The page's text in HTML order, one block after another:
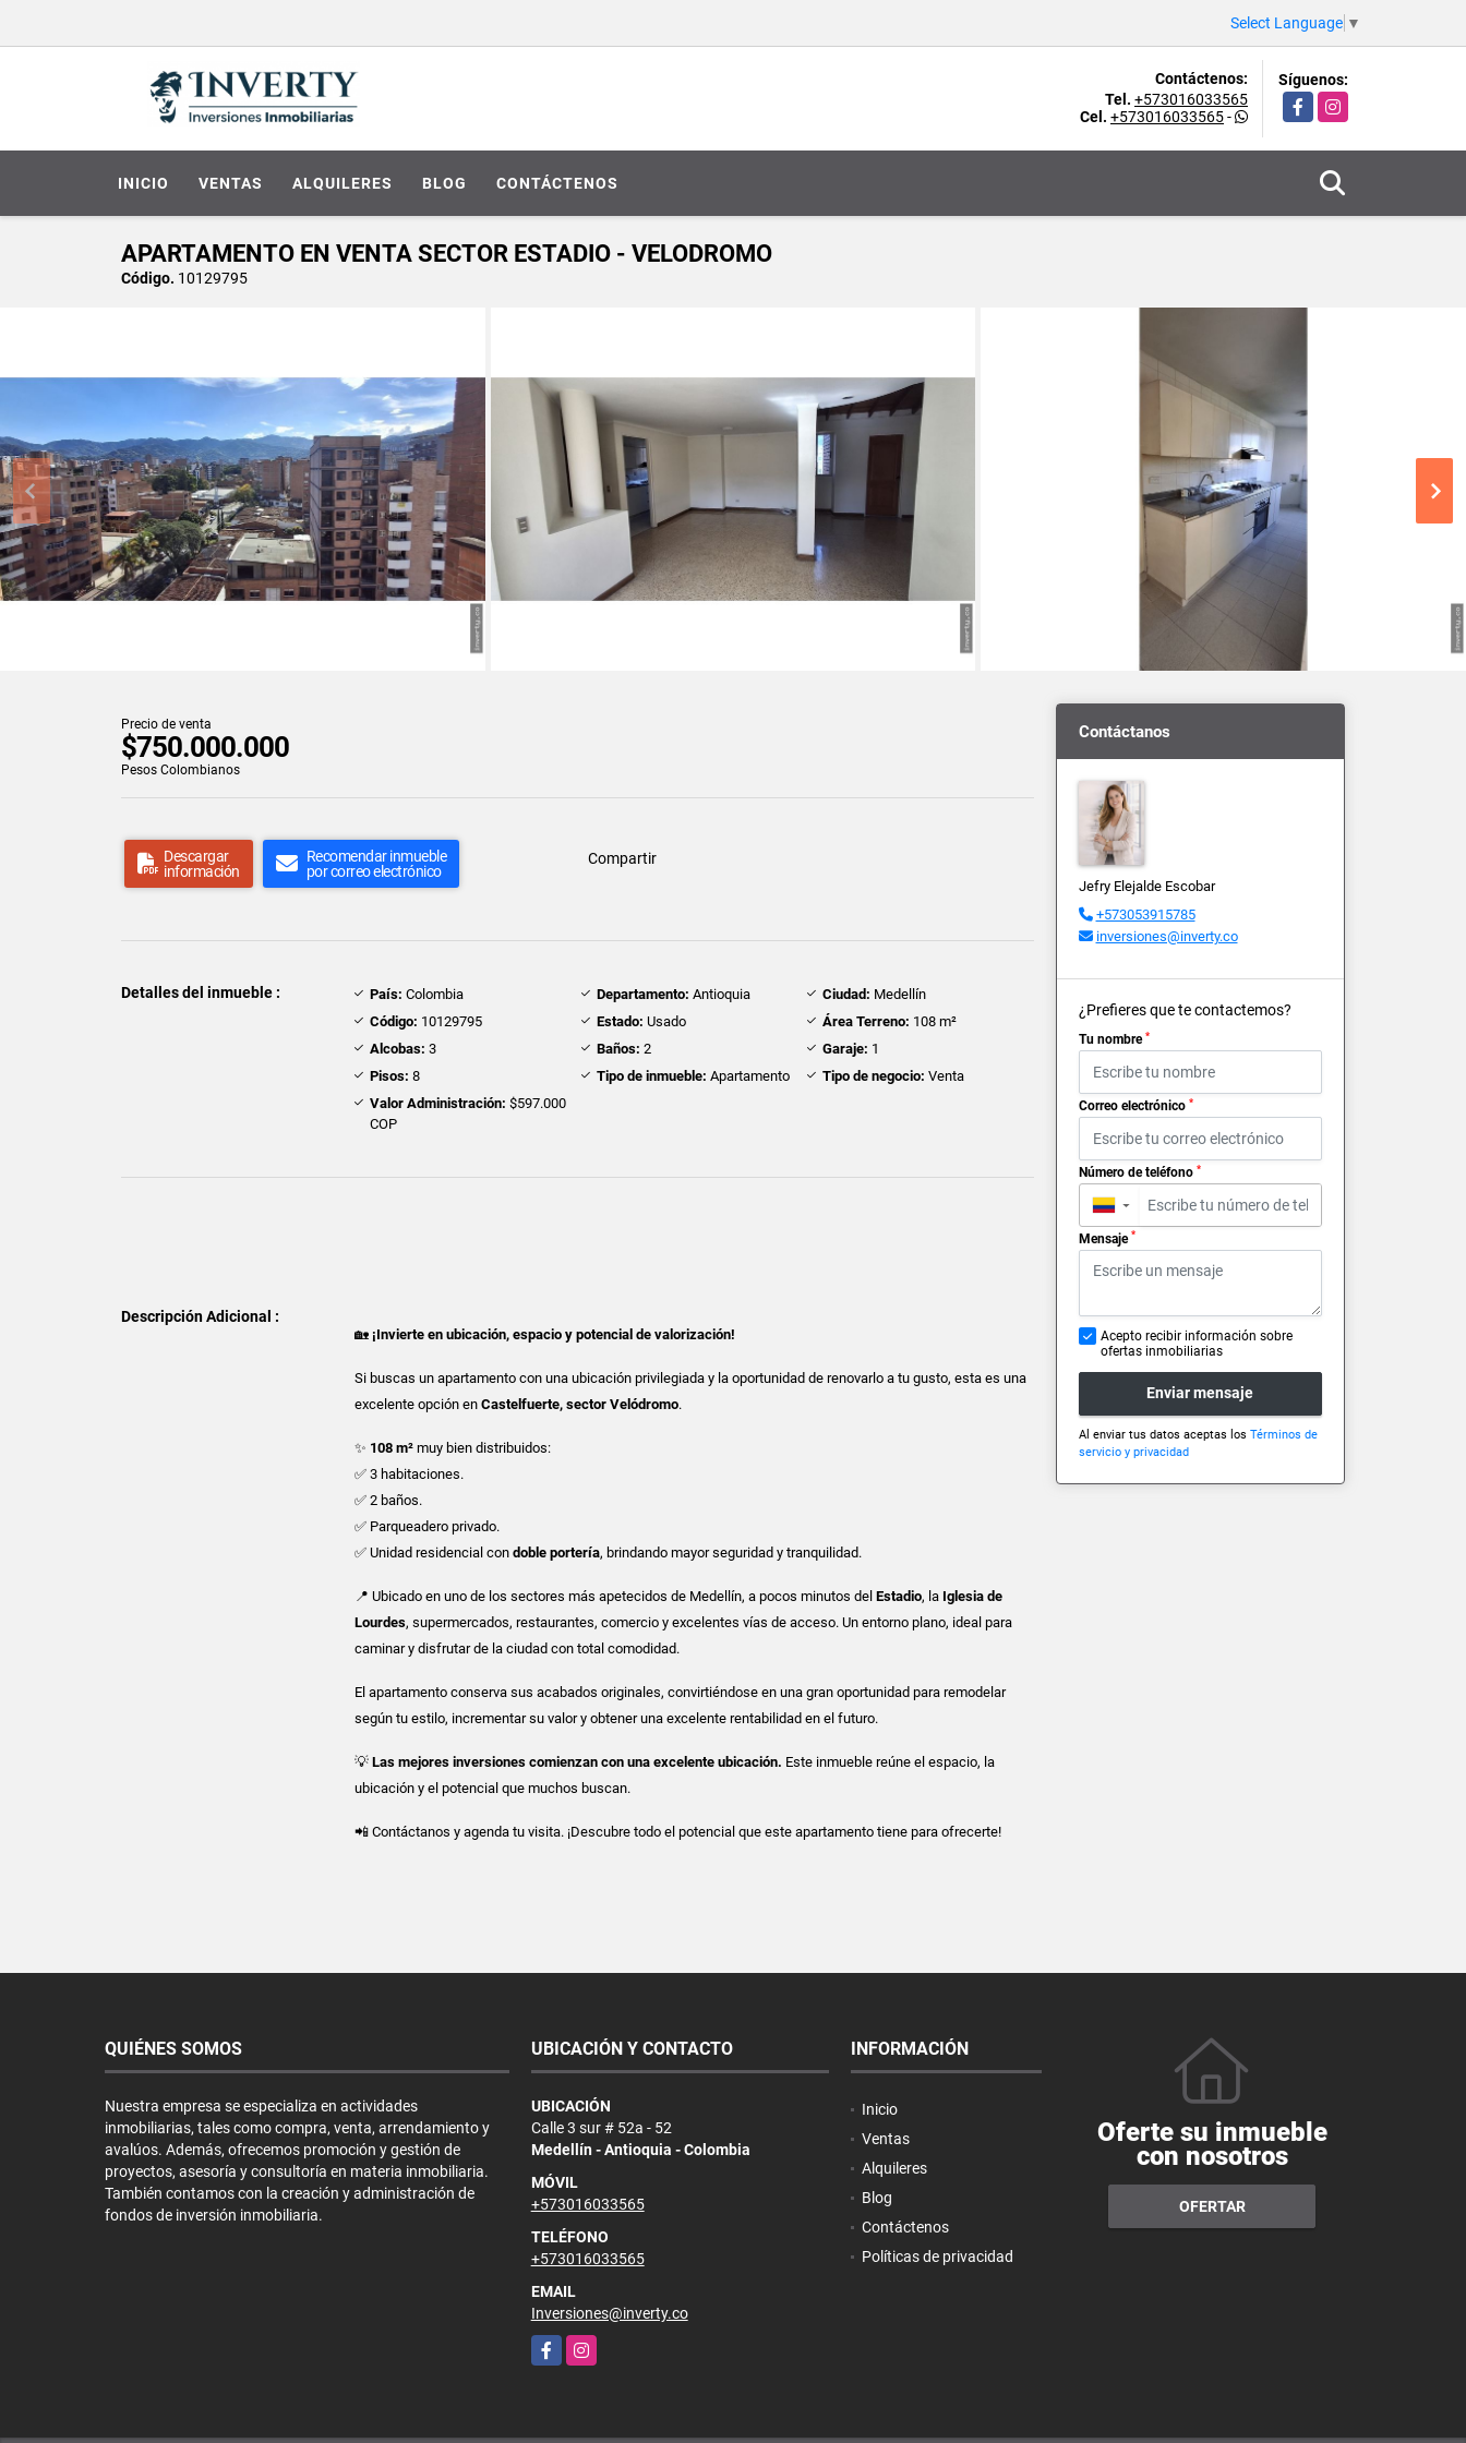
Select Language ▼
Contáctenos:
Tel. +573016033565
Cel. +573016033565-
Síguenos:
FacebookInstagram
INICIO VENTAS ALQUILERES BLOG CONTÁCTENOS
APARTAMENTO EN VENTA SECTOR ESTADIO - VELODROMO
Código. 10129795
Precio de venta
$750.000.000
Pesos Colombianos
Descargar
información
Recomendar inmueble
por correo electrónico
Compartir
Detalles del inmueble : País: Colombia Departamento: Antioquia Ciudad: Medellín
Código: 10129795 Estado: Usado Área Terreno: 108 m²
Alcobas: 3 Baños: 2 Garaje: 1
Pisos: 8 Tipo de inmueble: Apartamento Tipo de negocio: Venta
Valor Administración: $597.000
COP
Descripción Adicional :
🏡 ¡Invierte en ubicación, espacio y potencial de valorización!
Si buscas un apartamento con una ubicación privilegiada y la oportunidad de renovarlo a tu gusto, esta es una
excelente opción enCastelfuerte, sector Velódromo.
✨ 108 m² muy bien distribuidos:
✅ 3 habitaciones.
✅ 2 baños.
✅ Parqueadero privado.
✅ Unidad residencial condoble portería, brindando mayor seguridad y tranquilidad.
📍 Ubicado en uno de los sectores más apetecidos de Medellín, a pocos minutos delEstadio, la Iglesia de
Lourdes, supermercados, restaurantes, comercio y excelentes vías de acceso. Un entorno plano, ideal para
caminar y disfrutar de la ciudad con total comodidad.
El apartamento conserva sus acabados originales, convirtiéndose en una gran oportunidad para remodelar
según tu estilo, incrementar su valor y obtener una excelente rentabilidad en el futuro.
💡Las mejores inversiones comienzan con una excelente ubicación. Este inmueble reúne el espacio, la
ubicación y el potencial que muchos buscan.
📲 Contáctanos y agenda tu visita. ¡Descubre todo el potencial que este apartamento tiene para ofrecerte!
Contáctanos
Jefry Elejalde Escobar
+573053915785
inversiones@inverty.co
¿Prefieres que te contactemos?
Tu nombre *
Correo electrónico *
Número de teléfono *
▼
Mensaje *
Acepto recibir información sobre
ofertas inmobiliarias
Enviar mensaje
Al enviar tus datos aceptas los Términos de
servicio y privacidad
QUIÉNES SOMOS
Nuestra empresa se especializa en actividades
inmobiliarias, tales como compra, venta, arrendamiento y
avalúos. Además, ofrecemos promoción y gestión de
proyectos, asesoría y consultoría en materia inmobiliaria.
También contamos con la creación y administración de
fondos de inversión inmobiliaria.
UBICACIÓN Y CONTACTO
UBICACIÓN
Calle 3 sur # 52a - 52
Medellín - Antioquia - Colombia
MÓVIL
+573016033565
TELÉFONO
+573016033565
EMAIL
Inversiones@inverty.co
FacebookInstagram
INFORMACIÓN
Inicio
Ventas
Alquileres
Blog
Contáctenos
Políticas de privacidad
Oferte su inmueble
con nosotros
OFERTAR